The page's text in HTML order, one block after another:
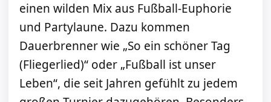
einen wilden Mix aus Fußball-Euphorie
und Partylaune. Dazu kommen
Dauerbrenner wie „So ein schöner Tag
(Fliegerlied)“ oder „Fußball ist unser
Leben“, die seit Jahren gefühlt zu jedem